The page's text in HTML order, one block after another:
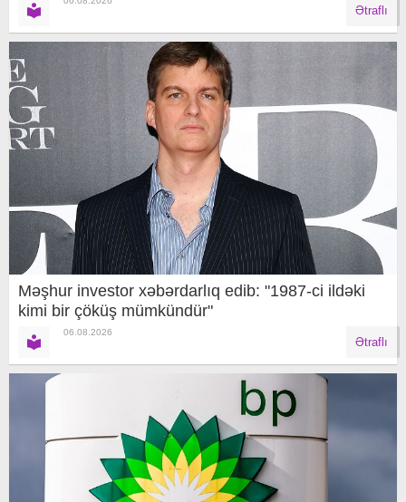
Ətraflı
Məşhur investor xəbərdarlıq edib: "1987-ci ildəki
kimi bir çöküş mümkündür"
06.08.2026
Ətraflı